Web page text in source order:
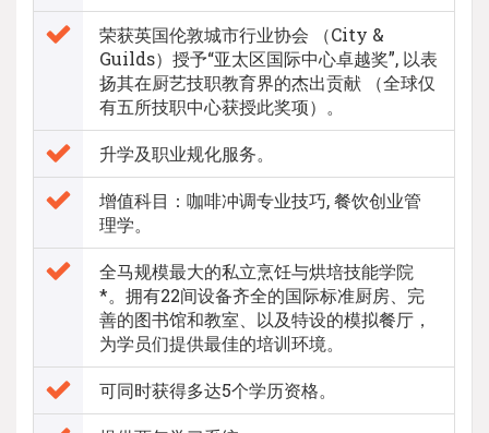
荣获英国伦敦城市行业协会 （City &
Guilds）授予“亚太区国际中心卓越奖”, 以表
扬其在厨艺技职教育界的杰出贡献 （全球仅
有五所技职中心获授此奖项）。
升学及职业规化服务。
增值科目：咖啡冲调专业技巧, 餐饮创业管
理学。
全马规模最大的私立烹饪与烘培技能学院
*。拥有22间设备齐全的国际标准厨房、完
善的图书馆和教室、以及特设的模拟餐厅，
为学员们提供最佳的培训环境。
可同时获得多达5个学历资格。